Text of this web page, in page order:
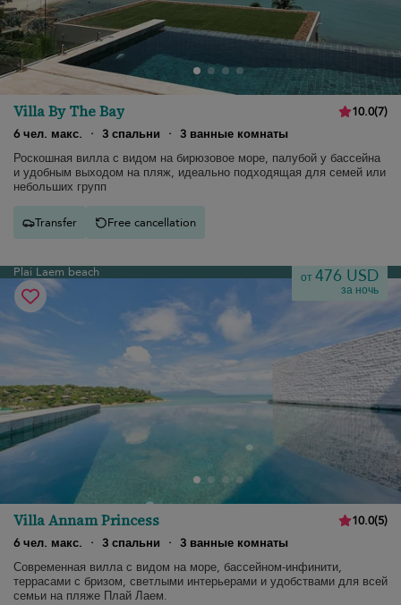
Villa By The Bay 10.0(7)
6 чел. макс.
· 3 спальни · 3 ванные комнаты
Роскошная вилла с видом на бирюзовое море, палубой у бассейна
и удобным выходом на пляж, идеально подходящая для семей или
небольших групп
Transfer Free cancellation
Plai Laem beach от476 USD
за ночь
Villa Annam Princess 10.0(5)
6 чел. макс.
· 3 спальни · 3 ванные комнаты
Современная вилла с видом на море, бассейном-инфинити,
террасами с бризом, светлыми интерьерами и удобствами для всей
семьи на пляже Плай Лаем.